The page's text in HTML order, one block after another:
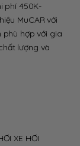
phí 450K-
MuCAR với
hợp với gia
lượng và
XE HƠI